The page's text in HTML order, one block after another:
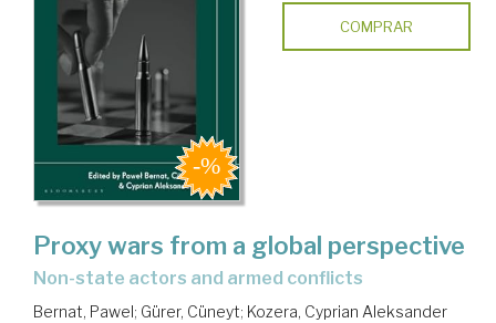
COMPRAR
Proxy wars from a global perspective
non-state actors and armed conflicts
Bernat, Pawel; Gürer, Cüneyt; Kozera, Cyprian Aleksander